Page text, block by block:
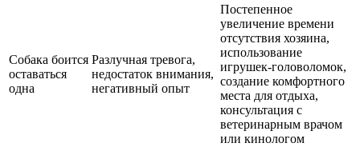
Собака боится
оставаться
одна
Разлучная тревога,
недостаток внимания,
негативный опыт
Постепенное
увеличение времени
отсутствия хозяина,
использование
игрушек-головоломок,
создание комфортного
места для отдыха,
консультация с
ветеринарным врачом
или кинологом